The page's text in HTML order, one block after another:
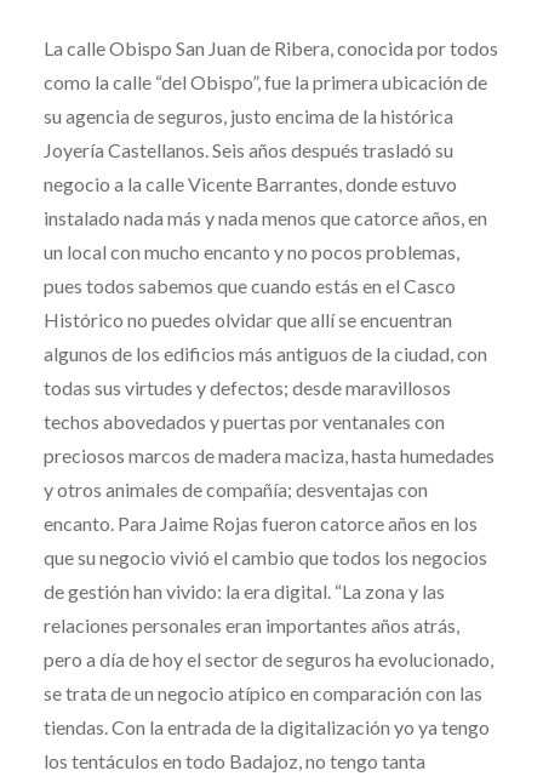
La calle Obispo San Juan de Ribera, conocida por todos
como la calle “del Obispo”, fue la primera ubicación de
su agencia de seguros, justo encima de la histórica
Joyería Castellanos. Seis años después trasladó su
negocio a la calle Vicente Barrantes, donde estuvo
instalado nada más y nada menos que catorce años, en
un local con mucho encanto y no pocos problemas,
pues todos sabemos que cuando estás en el Casco
Histórico no puedes olvidar que allí se encuentran
algunos de los edificios más antiguos de la ciudad, con
todas sus virtudes y defectos; desde maravillosos
techos abovedados y puertas por ventanales con
preciosos marcos de madera maciza, hasta humedades
y otros animales de compañía; desventajas con
encanto. Para Jaime Rojas fueron catorce años en los
que su negocio vivió el cambio que todos los negocios
de gestión han vivido: la era digital. “La zona y las
relaciones personales eran importantes años atrás,
pero a día de hoy el sector de seguros ha evolucionado,
se trata de un negocio atípico en comparación con las
tiendas. Con la entrada de la digitalización yo ya tengo
los tentáculos en todo Badajoz, no tengo tanta